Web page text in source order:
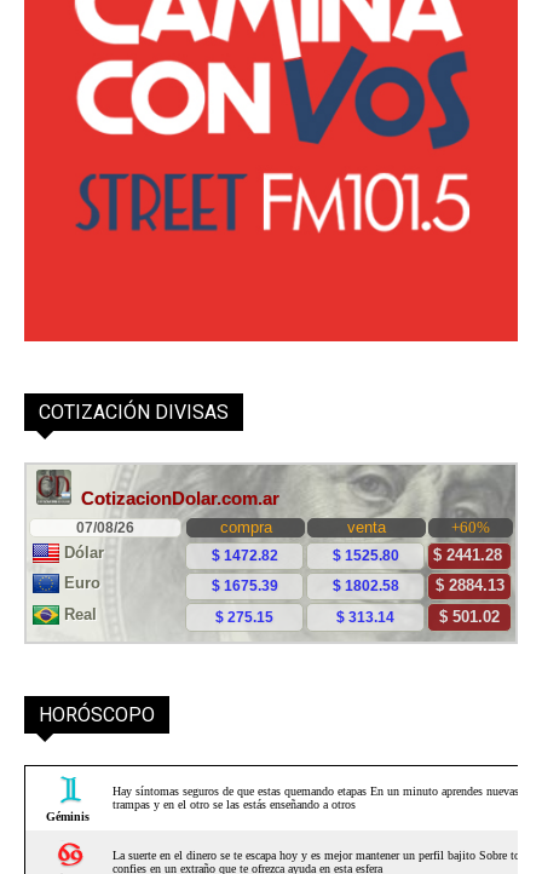
COTIZACIÓN DIVISAS
HORÓSCOPO